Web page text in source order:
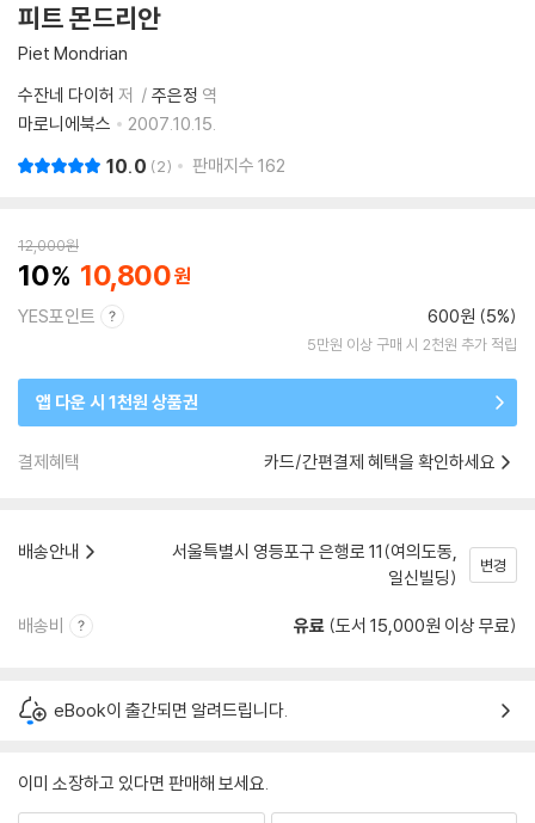
피트 몬드리안
Piet Mondrian
수잔네 다이허 저 주은정 역
마로니에북스
2007.10.15.
10.0 2 판매지수 162
12,000원
10 10,800
YES포인트 600원 (5%)
5만원 이상 구매 시 2천원 추가 적립
앱 다운 시 1천원 상품권
결제혜택 카드/간편결제 혜택을 확인하세요
배송안내
서울특별시 영등포구 은행로 11(여의도동,
일신빌딩)
변경
배송비 유료 (도서 15,000원 이상 무료)
eBook이 출간되면 알려드립니다.
이미 소장하고 있다면 판매해 보세요.